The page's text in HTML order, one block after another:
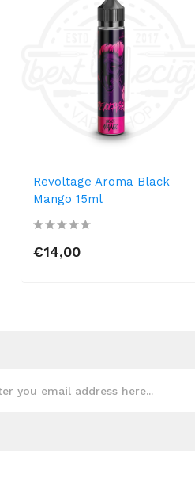
Revoltage Aroma Black
Mango 15ml
€14,00